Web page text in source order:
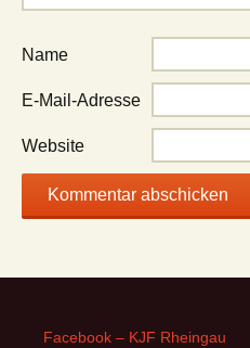
Name
E-Mail-Adresse
Website
Facebook – KJF Rheingau